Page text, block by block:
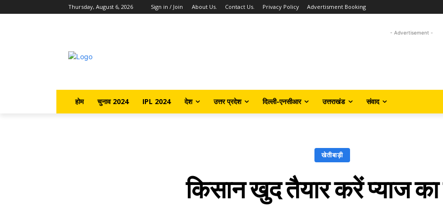
Thursday, August 6, 2026 Sign in / Join About Us. Contact Us. Privacy Policy Advertisment Booking
- Advertisement -
होम चुनाव 2024 IPL 2024 देश उत्तर प्रदेश दिल्ली-एनसीआर उत्तराखंड संवाद
खेतीबाड़ी
किसान खुद तैयार करें प्याज